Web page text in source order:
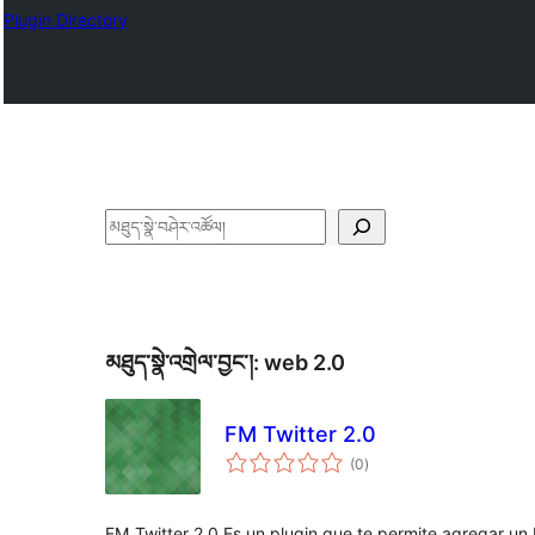
Plugin Directory
བཤེར་
མཐུད་སྣེ་འགྲེལ་བྱང་།: web 2.0
FM Twitter 2.0
(0གདེང་
འཇོག་
)